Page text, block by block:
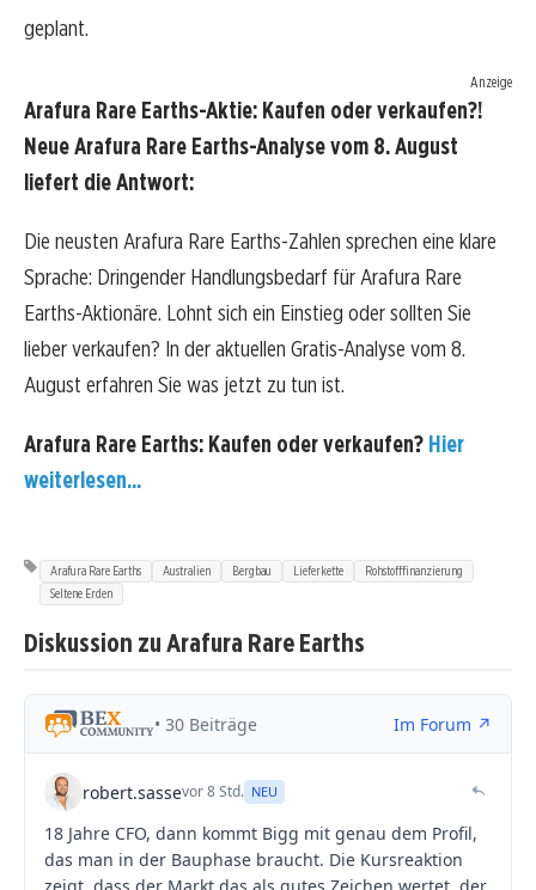
geplant.
Anzeige
Arafura Rare Earths-Aktie: Kaufen oder verkaufen?!
Neue Arafura Rare Earths-Analyse vom 8. August
liefert die Antwort:
Die neusten Arafura Rare Earths-Zahlen sprechen eine klare
Sprache: Dringender Handlungsbedarf für Arafura Rare
Earths-Aktionäre. Lohnt sich ein Einstieg oder sollten Sie
lieber verkaufen? In der aktuellen Gratis-Analyse vom 8.
August erfahren Sie was jetzt zu tun ist.
Arafura Rare Earths: Kaufen oder verkaufen? Hier
weiterlesen...
Arafura Rare Earths Australien Bergbau Lieferkette
Rohstofffinanzierung
Seltene Erden
Diskussion zu Arafura Rare Earths